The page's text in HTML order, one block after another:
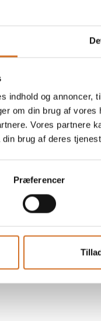
indhold og
om din brug af
Vores partnere
brug af deres
Præferencer